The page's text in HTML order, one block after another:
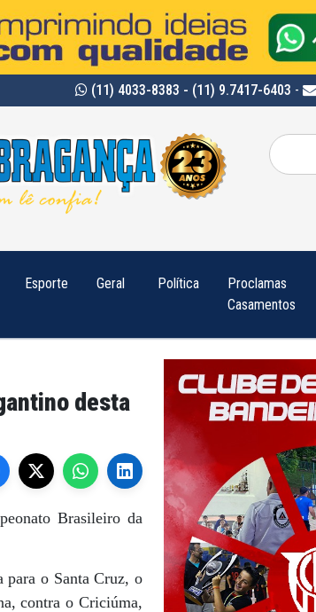
(11) 4033-8383 - (11) 9.7417-6403 -
Pesquisar
por:
Esporte Geral Política
Proclamas
Casamentos
desta
Brasileiro da
para o Santa Cruz, o
contra o Criciúma,